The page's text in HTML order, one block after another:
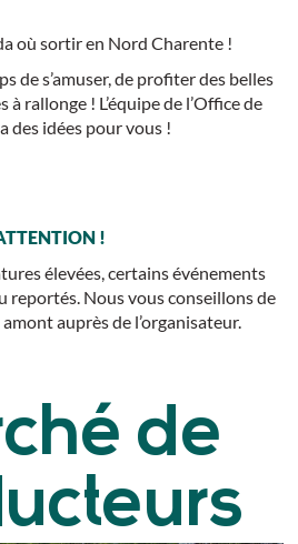
où sortir en Nord Charente !
de s’amuser, de profiter des belles
à rallonge ! L’équipe de l’Office de
des idées pour vous !
!
élevées, certains événements
reportés. Nous vous conseillons de
auprès de l’organisateur.
de